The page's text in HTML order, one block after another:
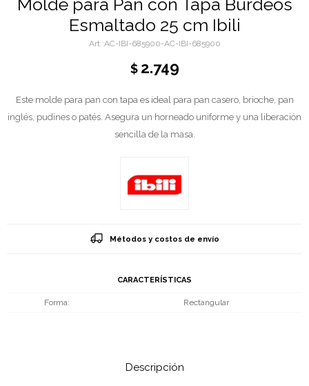
Molde para Pan con Tapa Burdeos
Esmaltado 25 cm Ibili
AC-IBI-685900-AC-IBI-685900
$ 2.749
Este molde para pan con tapa es ideal para pan casero, brioche, pan
inglés, pudines o patés. Asegura un horneado uniforme y una liberación
sencilla de la masa.
Métodos y costos de envío
CARACTERÍSTICAS
Forma Rectangular
Descripción